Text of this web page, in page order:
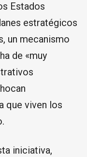
Estados
estratégicos
un mecanismo
de «muy
que viven los
iniciativa,